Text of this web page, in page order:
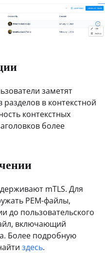
заметят
в контекстной
контекстных
более
mTLS. Для
PEM-файлы,
до пользовательского
включающий
Более подробную
здесь.